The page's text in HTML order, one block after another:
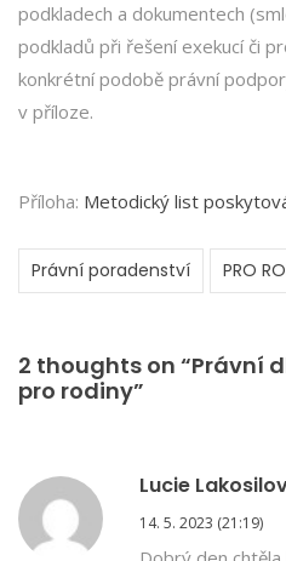
podkladech a dokumentech
podkladů při řešení exekucí či
konkrétní podobě právní
v příloze.
Příloha: Metodický list
Právní poradenství PRO
2 thoughts on “Právní
pro rodiny”
Lucie
14. 5. 2023 (21:19)